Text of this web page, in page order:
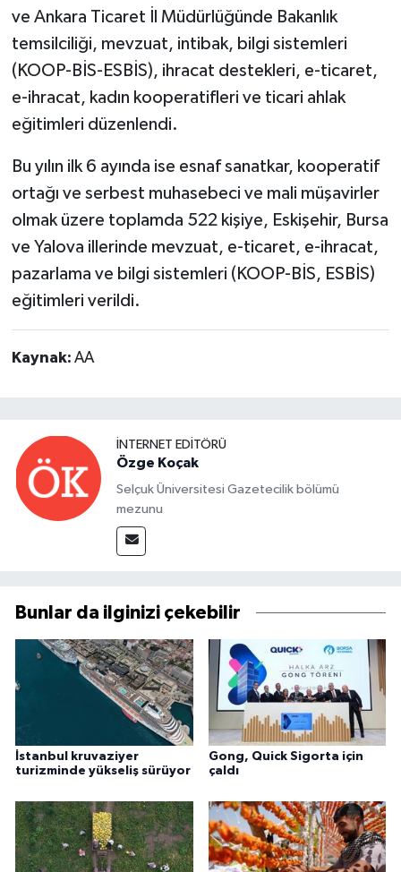
ve Ankara Ticaret İl Müdürlüğünde Bakanlık
temsilciliği, mevzuat, intibak, bilgi sistemleri
(KOOP-BİS-ESBİS), ihracat destekleri, e-ticaret,
e-ihracat, kadın kooperatifleri ve ticari ahlak
eğitimleri düzenlendi.
Bu yılın ilk 6 ayında ise esnaf sanatkar, kooperatif
ortağı ve serbest muhasebeci ve mali müşavirler
olmak üzere toplamda 522 kişiye, Eskişehir, Bursa
ve Yalova illerinde mevzuat, e-ticaret, e-ihracat,
pazarlama ve bilgi sistemleri (KOOP-BİS, ESBİS)
eğitimleri verildi.
Kaynak: AA
İNTERNET EDITÖRÜ
Özge Koçak
Selçuk Üniversitesi Gazetecilik bölümü
mezunu
Bunlar da ilginizi çekebilir
İstanbul kruvaziyer
turizminde yükseliş sürüyor
Gong, Quick Sigorta için
çaldı